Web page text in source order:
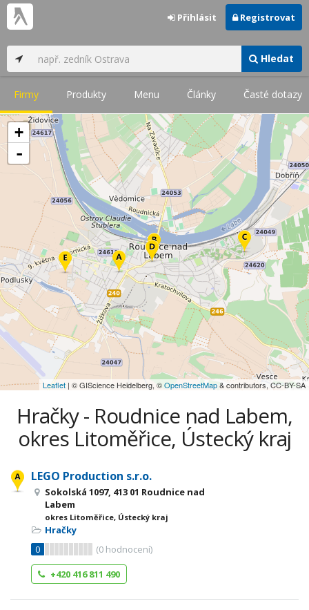
Hledat
Přihlásit Registrovat
Firmy Produkty Menu Články Časté dotazy
+
-
Leaflet | © GIScience Heidelberg, ©OpenStreetMap& contributors, CC-BY-SA
Hračky - Roudnice nad Labem,
okres Litoměřice, Ústecký kraj
LEGO Production s.r.o.
Sokolská 1097, 413 01 Roudnice nad
Labem
okres Litoměřice, Ústecký kraj
Hračky
0
(0 hodnocení)
+420 416 811 490